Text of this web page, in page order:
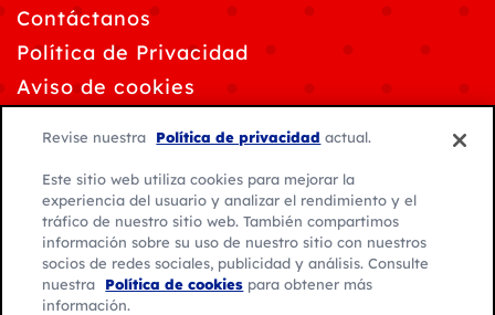
Contáctanos
Política de Privacidad
Aviso de cookies
Condiciones de uso
Revise nuestra Política de privacidad actual.
Este sitio web utiliza cookies para mejorar la
experiencia del usuario y analizar el rendimiento y el
tráfico de nuestro sitio web. También compartimos
información sobre su uso de nuestro sitio con nuestros
socios de redes sociales, publicidad y análisis. Consulte
nuestra
Política de cookies para obtener más
información.